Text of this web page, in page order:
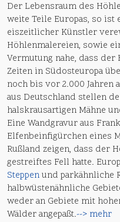
Der Lebensraum des
weite Teile Europas, so ist
eiszeitlicher Künstler
Höhlenmalereien, sowie
Vermutung nahe, dass
Zeiten in Südosteuropa
noch bis vor 2.000 Jahren
aus Deutschland stellen
halskrausartigen Mähne
Eine Wandgravur aus
Elfenbeinfigürchen eines
Rußland zeigen, dass der
gestreiftes Fell hatte.
Steppenund parkähnliche
halbwüstenähnliche
weder an Gebiete mit
Wälder angepaßt.--> mehr